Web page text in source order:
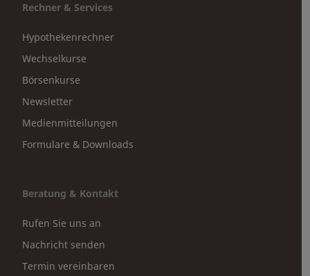
Rechner & Services
Hypothekenrechner
Wechselkurse
Börsenkurse
Newsletter
Medienmitteilungen
Formulare & Downloads
Beratung & Kontakt
Rufen Sie uns an
Nachricht senden
Termin vereinbaren